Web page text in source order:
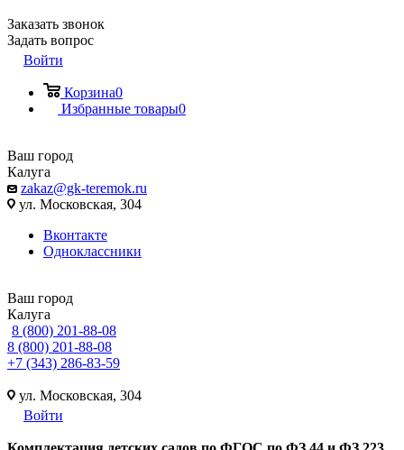
Заказать звонок
Задать вопрос
Войти
Корзина0
Избранные товары0
Ваш город
Калуга
zakaz@gk-teremok.ru
ул. Московская, 304
Вконтакте
Одноклассники
Ваш город
Калуга
8 (800) 201-88-08
8 (800) 201-88-08
+7 (343) 286-83-59
ул. Московская, 304
Войти